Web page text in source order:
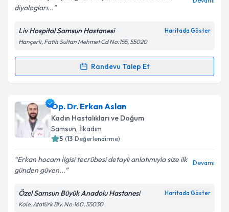
Metni'ni okudum ve kişisel verilerimin belirtilen
kapsamda işlenmesini kabul ediyorum.
Takvim Talebini Gönder
diyalogları...
Liv Hospital Samsun Hastanesi Haritada Göster
Hançerli, Fatih Sultan Mehmet Cd No:155, 55020
Randevu Talep Et
Randevu Takvimi Talebi
Op. Dr. Gamze Keleşiçin randevu takvimi talebi
oluşturun. Size bu uzmandan randevu almanız için bir
takvim hazırlandığında e-posta ile bilgilendireceğiz.
Kişisel verilerimin işlenmesine ilişkin
Aydınlatma
Metni'ni okudum ve kişisel verilerimin belirtilen
Op. Dr. Erkan Aslan
Kadın Hastalıkları ve Doğum
Samsun, İlkadım
5 (13 Değerlendirme)
Erkan hocam İlgisi tecrübesi detaylı anlatımıyla size ilk
günden güven...
Devamı
Özel Samsun Büyük Anadolu Hastanesi Haritada Göster
Kale, Atatürk Blv. No:160, 55030